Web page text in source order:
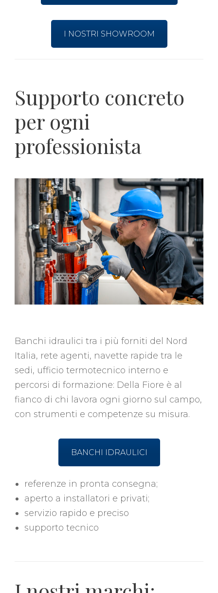
I NOSTRI SHOWROOM
Supporto concreto
per ogni
professionista
Banchi idraulici tra i più forniti del Nord
Italia, rete agenti, navette rapide tra le
sedi, ufficio termotecnico interno e
percorsi di formazione: Della Fiore è al
fianco di chi lavora ogni giorno sul campo,
con strumenti e competenze su misura.
BANCHI IDRAULICI
referenze in pronta consegna;
aperto a installatori e privati;
servizio rapido e preciso
supporto tecnico